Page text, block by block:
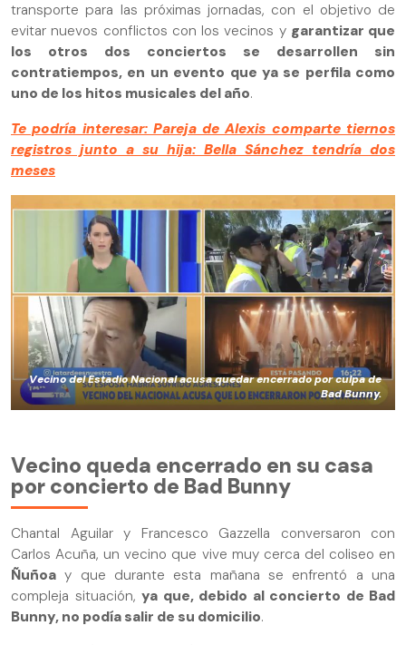
transporte para las próximas jornadas, con el objetivo de
evitar nuevos conflictos con los vecinos y garantizar que
los otros dos conciertos se desarrollen sin
contratiempos, en un evento que ya se perfila como
uno de los hitos musicales del año.
Te podría interesar: Pareja de Alexis comparte tiernos
registros junto a su hija: Bella Sánchez tendría dos
meses
Vecino del Estadio Nacional acusa quedar encerrado por culpa de
Bad Bunny.
Vecino queda encerrado en su casa
por concierto de Bad Bunny
Chantal Aguilar y Francesco Gazzella conversaron con
Carlos Acuña, un vecino que vive muy cerca del coliseo en
Ñuñoa y que durante esta mañana se enfrentó a una
compleja situación, ya que, debido al concierto de Bad
Bunny, no podía salir de su domicilio.